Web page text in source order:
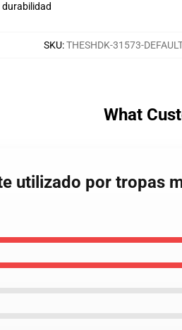
durabilidad
SKU:THESHDK-31573-
What
utilizado por tropas